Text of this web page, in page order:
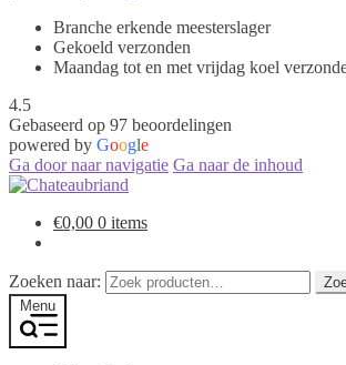
Branche erkende meesterslager
Gekoeld verzonden
Maandag tot en met vrijdag koel
4.5
Gebaseerd op 97 beoordelingen
powered by Google
Ga door naar navigatie Ga naar de inhoud
€0,00 0 items
Zoeken naar:
Menu